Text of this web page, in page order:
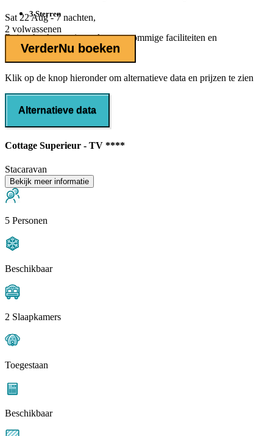
3 Sterren
Buiten het hoogseizoen kunnen sommige faciliteiten en
voorzieningen gesloten zijn
Sat 22 Aug - 7 nachten,
2 volwassenen
VerderNu boeken
Klik op de knop hieronder om alternatieve data en prijzen te zien
Alternatieve data
Cottage Superieur - TV ****
Stacaravan
Bekijk meer informatie
5 Personen
Beschikbaar
2 Slaapkamers
Toegestaan
Beschikbaar